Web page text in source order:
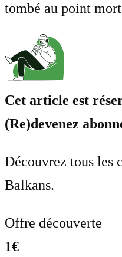
tombé au point
Cet article est
(Re)devenez
Découvrez tous les
Balkans.
Offre découverte
1€